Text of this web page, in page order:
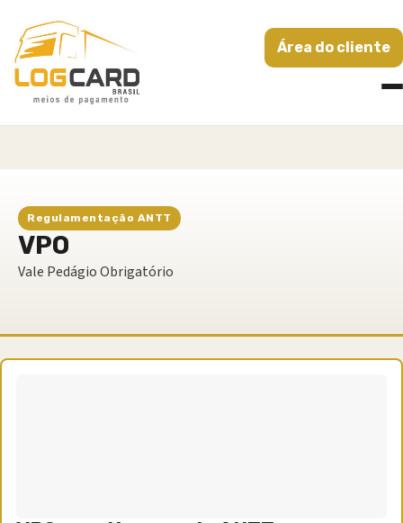
Área do cliente
Regulamentação ANTT
VPO
Vale Pedágio Obrigatório